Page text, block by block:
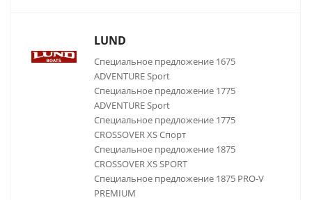
LUND
Специальное предложение 1675
ADVENTURE Sport
Специальное предложение 1775
ADVENTURE Sport
Специальное предложение 1775
CROSSOVER XS Спорт
Специальное предложение 1875
CROSSOVER XS SPORT
Специальное предложение 1875 PRO-V
PREMIUM